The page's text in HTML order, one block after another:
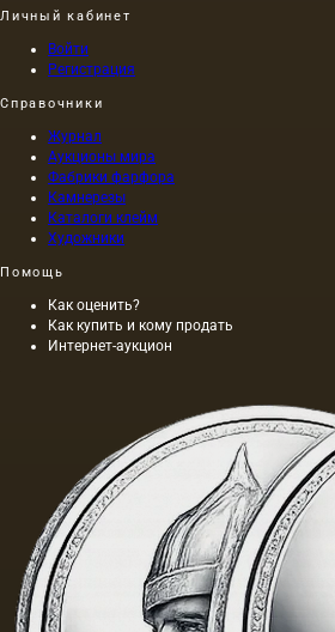
Личный кабинет
Войти
Регистрация
Справочники
Журнал
Аукционы мира
Фабрики фарфора
Камнерезы
Каталоги клейм
Художники
Помощь
Как оценить?
Как купить и кому продать
Интернет-аукцион